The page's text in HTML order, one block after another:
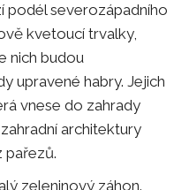
podél severozápadního
kvetoucí trvalky,
nich budou
upravené habry. Jejich
vnese do zahrady
architektury
pařezů.
zeleninový záhon.